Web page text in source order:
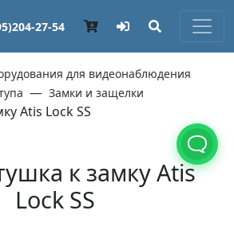
27-54
для видеонаблюдения
Замки и защелки
Atis Lock SS
к замку Atis
Lock SS